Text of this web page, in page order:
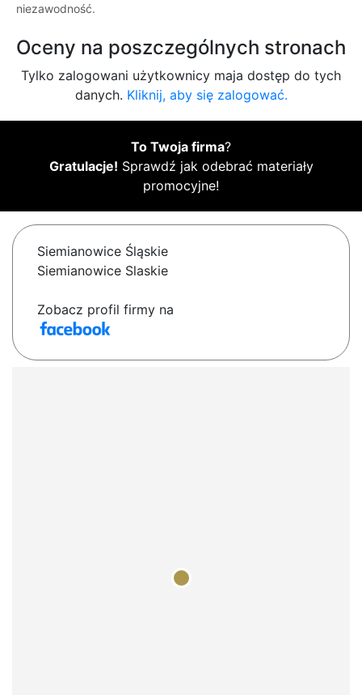
niezawodność.
Oceny na poszczególnych stronach
Tylko zalogowani użytkownicy maja dostęp do tych
danych. Kliknij, aby się zalogować.
To Twoja firma?
Gratulacje! Sprawdź jak odebrać materiały
promocyjne!
Siemianowice Śląskie
Siemianowice Slaskie
Zobacz profil firmy na